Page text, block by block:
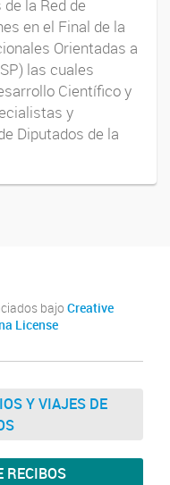
la Red de
en el Final de la
Orientadas a
las cuales
Científico y
y
Diputados de la
bajo Creative
License
Y VIAJES DE
RECIBOS